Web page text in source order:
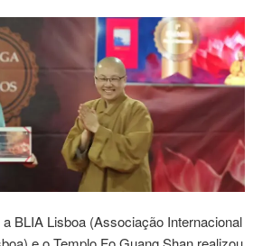
a BLIA Lisboa (Associação Internacional